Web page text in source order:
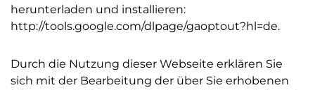
herunterladen und installieren:
http://tools.google.com/dlpage/gaoptout?hl=de.
Durch die Nutzung dieser Webseite erklären Sie
sich mit der Bearbeitung der über Sie erhobenen